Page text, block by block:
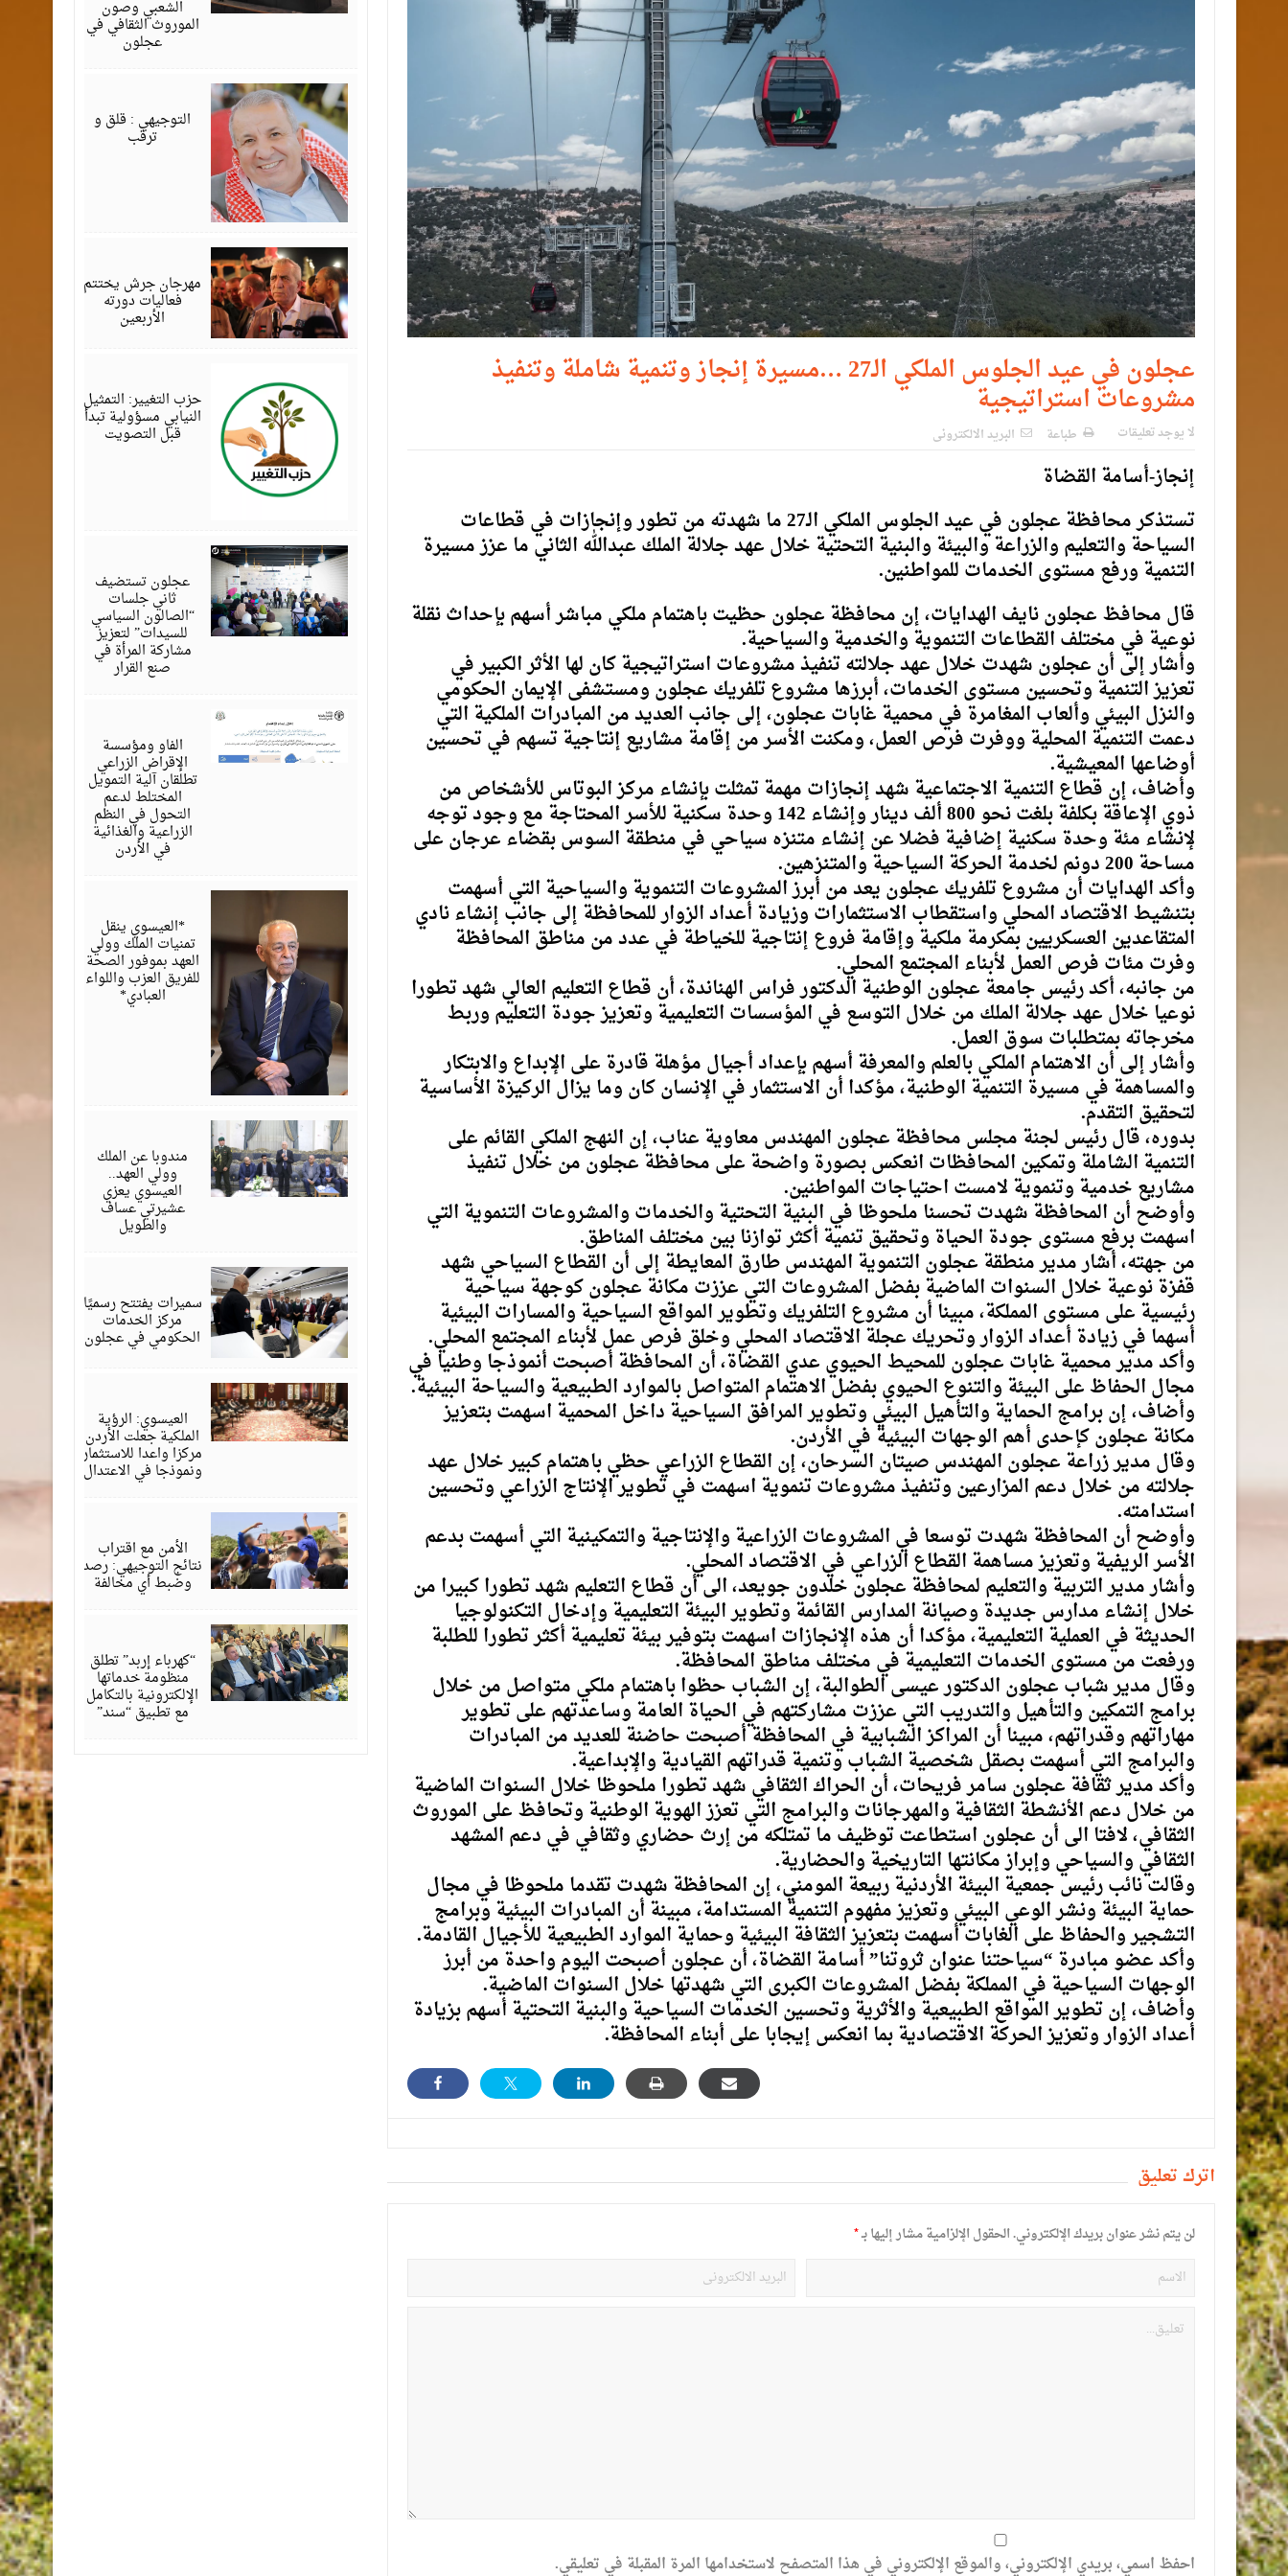
عجلون في عيد الجلوس الملكي الـ27 …مسيرة إنجاز وتنمية شاملة وتنفيذ
مشروعات استراتيجية
لا يوجد تعليقات طباعة البريد الالكترونى
إنجاز-أسامة القضاة
تستذكر محافظة عجلون في عيد الجلوس الملكي الـ27 ما شهدته من تطور وإنجازات في قطاعات
السياحة والتعليم والزراعة والبيئة والبنية التحتية خلال عهد جلالة الملك عبدالله الثاني ما عزز مسيرة
التنمية ورفع مستوى الخدمات للمواطنين.
قال محافظ عجلون نايف الهدايات، إن محافظة عجلون حظيت باهتمام ملكي مباشر أسهم بإحداث نقلة
نوعية في مختلف القطاعات التنموية والخدمية والسياحية.
وأشار إلى أن عجلون شهدت خلال عهد جلالته تنفيذ مشروعات استراتيجية كان لها الأثر الكبير في
تعزيز التنمية وتحسين مستوى الخدمات، أبرزها مشروع تلفريك عجلون ومستشفى الإيمان الحكومي
والنزل البيئي وألعاب المغامرة في محمية غابات عجلون، إلى جانب العديد من المبادرات الملكية التي
دعمت التنمية المحلية ووفرت فرص العمل، ومكنت الأسر من إقامة مشاريع إنتاجية تسهم في تحسين
أوضاعها المعيشية.
وأضاف، إن قطاع التنمية الاجتماعية شهد إنجازات مهمة تمثلت بإنشاء مركز البوتاس للأشخاص من
ذوي الإعاقة بكلفة بلغت نحو 800 ألف دينار وإنشاء 142 وحدة سكنية للأسر المحتاجة مع وجود توجه
لإنشاء مئة وحدة سكنية إضافية فضلا عن إنشاء متنزه سياحي في منطقة السوس بقضاء عرجان على
مساحة 200 دونم لخدمة الحركة السياحية والمتنزهين.
وأكد الهدايات أن مشروع تلفريك عجلون يعد من أبرز المشروعات التنموية والسياحية التي أسهمت
بتنشيط الاقتصاد المحلي واستقطاب الاستثمارات وزيادة أعداد الزوار للمحافظة إلى جانب إنشاء نادي
المتقاعدين العسكريين بمكرمة ملكية وإقامة فروع إنتاجية للخياطة في عدد من مناطق المحافظة
وفرت مئات فرص العمل لأبناء المجتمع المحلي.
من جانبه، أكد رئيس جامعة عجلون الوطنية الدكتور فراس الهناندة، أن قطاع التعليم العالي شهد تطورا
نوعيا خلال عهد جلالة الملك من خلال التوسع في المؤسسات التعليمية وتعزيز جودة التعليم وربط
مخرجاته بمتطلبات سوق العمل.
وأشار إلى أن الاهتمام الملكي بالعلم والمعرفة أسهم بإعداد أجيال مؤهلة قادرة على الإبداع والابتكار
والمساهمة في مسيرة التنمية الوطنية، مؤكدا أن الاستثمار في الإنسان كان وما يزال الركيزة الأساسية
لتحقيق التقدم.
بدوره، قال رئيس لجنة مجلس محافظة عجلون المهندس معاوية عناب، إن النهج الملكي القائم على
التنمية الشاملة وتمكين المحافظات انعكس بصورة واضحة على محافظة عجلون من خلال تنفيذ
مشاريع خدمية وتنموية لامست احتياجات المواطنين.
وأوضح أن المحافظة شهدت تحسنا ملحوظا في البنية التحتية والخدمات والمشروعات التنموية التي
اسهمت برفع مستوى جودة الحياة وتحقيق تنمية أكثر توازنا بين مختلف المناطق.
من جهته، أشار مدير منطقة عجلون التنموية المهندس طارق المعايطة إلى أن القطاع السياحي شهد
قفزة نوعية خلال السنوات الماضية بفضل المشروعات التي عززت مكانة عجلون كوجهة سياحية
رئيسية على مستوى المملكة، مبينا أن مشروع التلفريك وتطوير المواقع السياحية والمسارات البيئية
أسهما في زيادة أعداد الزوار وتحريك عجلة الاقتصاد المحلي وخلق فرص عمل لأبناء المجتمع المحلي.
وأكد مدير محمية غابات عجلون للمحيط الحيوي عدي القضاة، أن المحافظة أصبحت أنموذجا وطنيا في
مجال الحفاظ على البيئة والتنوع الحيوي بفضل الاهتمام المتواصل بالموارد الطبيعية والسياحة البيئية.
وأضاف، إن برامج الحماية والتأهيل البيئي وتطوير المرافق السياحية داخل المحمية اسهمت بتعزيز
مكانة عجلون كإحدى أهم الوجهات البيئية في الأردن.
وقال مدير زراعة عجلون المهندس صيتان السرحان، إن القطاع الزراعي حظي باهتمام كبير خلال عهد
جلالته من خلال دعم المزارعين وتنفيذ مشروعات تنموية اسهمت في تطوير الإنتاج الزراعي وتحسين
استدامته.
وأوضح أن المحافظة شهدت توسعا في المشروعات الزراعية والإنتاجية والتمكينية التي أسهمت بدعم
الأسر الريفية وتعزيز مساهمة القطاع الزراعي في الاقتصاد المحلي.
وأشار مدير التربية والتعليم لمحافظة عجلون خلدون جويعد، الى أن قطاع التعليم شهد تطورا كبيرا من
خلال إنشاء مدارس جديدة وصيانة المدارس القائمة وتطوير البيئة التعليمية وإدخال التكنولوجيا
الحديثة في العملية التعليمية، مؤكدا أن هذه الإنجازات اسهمت بتوفير بيئة تعليمية أكثر تطورا للطلبة
ورفعت من مستوى الخدمات التعليمية في مختلف مناطق المحافظة.
وقال مدير شباب عجلون الدكتور عيسى الطوالبة، إن الشباب حظوا باهتمام ملكي متواصل من خلال
برامج التمكين والتأهيل والتدريب التي عززت مشاركتهم في الحياة العامة وساعدتهم على تطوير
مهاراتهم وقدراتهم، مبينا أن المراكز الشبابية في المحافظة أصبحت حاضنة للعديد من المبادرات
والبرامج التي أسهمت بصقل شخصية الشباب وتنمية قدراتهم القيادية والإبداعية.
وأكد مدير ثقافة عجلون سامر فريحات، أن الحراك الثقافي شهد تطورا ملحوظا خلال السنوات الماضية
من خلال دعم الأنشطة الثقافية والمهرجانات والبرامج التي تعزز الهوية الوطنية وتحافظ على الموروث
الثقافي، لافتا الى أن عجلون استطاعت توظيف ما تمتلكه من إرث حضاري وثقافي في دعم المشهد
الثقافي والسياحي وإبراز مكانتها التاريخية والحضارية.
وقالت نائب رئيس جمعية البيئة الأردنية ربيعة المومني، إن المحافظة شهدت تقدما ملحوظا في مجال
حماية البيئة ونشر الوعي البيئي وتعزيز مفهوم التنمية المستدامة، مبينة أن المبادرات البيئية وبرامج
التشجير والحفاظ على الغابات أسهمت بتعزيز الثقافة البيئية وحماية الموارد الطبيعية للأجيال القادمة.
وأكد عضو مبادرة “سياحتنا عنوان ثروتنا” أسامة القضاة، أن عجلون أصبحت اليوم واحدة من أبرز
الوجهات السياحية في المملكة بفضل المشروعات الكبرى التي شهدتها خلال السنوات الماضية.
وأضاف، إن تطوير المواقع الطبيعية والأثرية وتحسين الخدمات السياحية والبنية التحتية أسهم بزيادة
أعداد الزوار وتعزيز الحركة الاقتصادية بما انعكس إيجابا على أبناء المحافظة.
أترك تعليق
لن يتم نشر عنوان بريدك الإلكتروني.الحقول الإلزامية مشار إليها بـ*
احفظ اسمي، بريدي الإلكتروني، والموقع الإلكتروني في هذا المتصفح لاستخدامها المرة المقبلة في تعليقي.
الشعبي وصون
الموروث الثقافي في
عجلون
التوجيهي : قلق و
ترقب
مهرجان جرش يختتم
فعاليات دورته
الأربعين
حزب التغيير: التمثيل
النيابي مسؤولية تبدأ
قبل التصويت
عجلون تستضيف
ثاني جلسات
“الصالون السياسي
للسيدات” لتعزيز
مشاركة المرأة في
صنع القرار
الفاو ومؤسسة
الإقراض الزراعي
تطلقان آلية التمويل
المختلط لدعم
التحول في النظم
الزراعية والغذائية
في الأردن
*العيسوي ينقل
تمنيات الملك وولي
العهد بموفور الصحة
للفريق العزب واللواء
العبادي*
مندوبا عن الملك
وولي العهد..
العيسوي يعزي
عشيرتي عساف
والطويل
سميرات يفتتح رسميًا
مركز الخدمات
الحكومي في عجلون
العيسوي: الرؤية
الملكية جعلت الأردن
مركزا واعدا للاستثمار
ونموذجا في الاعتدال
الأمن مع اقتراب
نتائج التوجيهي: رصد
وضبط أي مخالفة
“كهرباء إربد” تطلق
منظومة خدماتها
الإلكترونية بالتكامل
مع تطبيق “سند”
أغسطس
2026